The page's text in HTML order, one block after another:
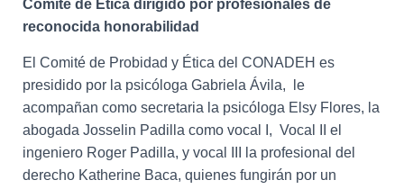
Comité de Ética dirigido por profesionales de
reconocida honorabilidad
El Comité de Probidad y Ética del CONADEH es
presidido por la psicóloga Gabriela Ávila, le
acompañan como secretaria la psicóloga Elsy Flores, la
abogada Josselin Padilla como vocal I, Vocal II el
ingeniero Roger Padilla, y vocal III la profesional del
derecho Katherine Baca, quienes fungirán por un